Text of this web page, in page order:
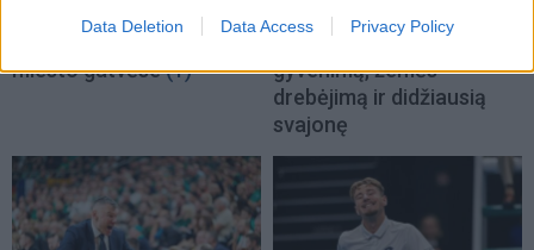
Data Deletion Data Access Privacy Policy
Prieš varžybas jūroje
buriuotojai pasirodė
miesto gatvėse(1)
Eglė Šventoraitė – apie
rinktinę, legionierės
gyvenimą, žemės
drebėjimą ir didžiausią
svajonę